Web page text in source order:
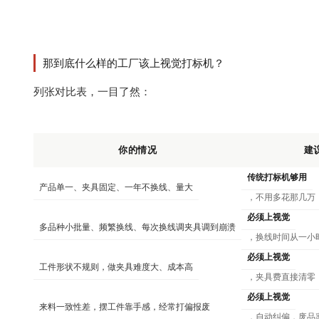
那到底什么样的工厂该上视觉打标机？
列张对比表，一目了然：
你的情况 建
产品单一、夹具固定、一年不换线、量大
传统打标机够用
，不用多花那几万
多品种小批量、频繁换线、每次换线调夹具调到崩溃
必须上视觉
，换线时间从一
工件形状不规则，做夹具难度大、成本高
必须上视觉
，夹具费直接清零
来料一致性差，摆工件靠手感，经常打偏报废
必须上视觉
，自动纠偏，废